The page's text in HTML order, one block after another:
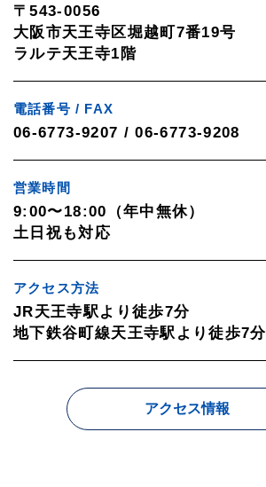
〒543-0056
大阪市天王寺区堀越町7番19号
ラルテ天王寺1階
電話番号 / FAX
06-6773-9207 / 06-6773-9208
営業時間
9:00〜18:00（年中無休）
土日祝も対応
アクセス方法
JR天王寺駅より徒歩7分
地下鉄谷町線天王寺駅より徒歩7分
アクセス情報